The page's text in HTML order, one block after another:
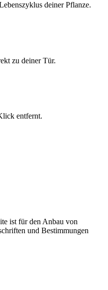
deiner Pflanze.
zu deiner Tür.
entfernt.
ist für den Anbau von
und Bestimmungen